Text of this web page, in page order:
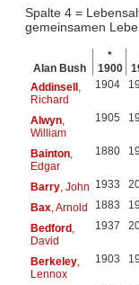
Spalte 4 =
gemeinsamen
Alan Bush
*
1900
Addinsell ,
Richard
1904
Alwyn,
William
1905
Bainton,
Edgar
1880
Barry, John 1933
Bax, Arnold 1883
Bedford ,
David
1937
Berkeley,
Lennox
1903